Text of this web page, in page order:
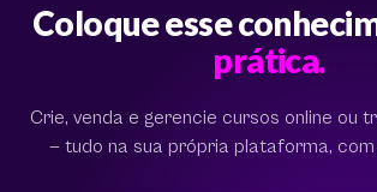
Coloque esse
prática.
Crie, venda e gerencie cursos online ou
— tudo na sua própria plataforma,